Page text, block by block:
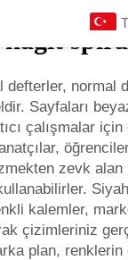
defterler, normal
Sayfaları
çalışmalar
zevk
kalemler,
çizimleriniz
plan,